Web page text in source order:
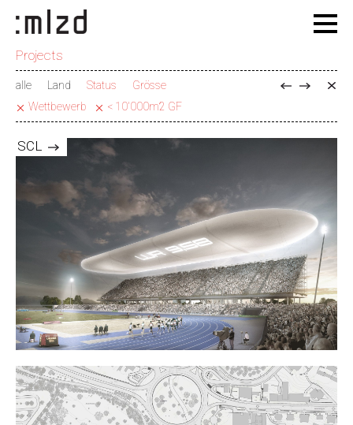
Projects
alle Land Status
Grösse
Wettbewerb
< 10'000m2 GF
SCL